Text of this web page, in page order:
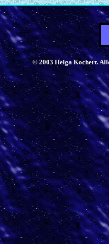
© 2003 Helga Kochert.